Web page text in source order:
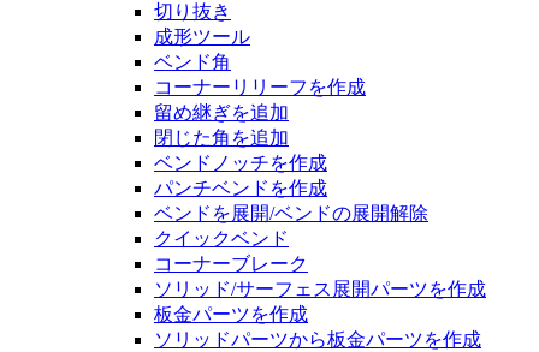
切り抜き
成形ツール
ベンド角
コーナーリリーフを作成
留め継ぎを追加
閉じた角を追加
ベンドノッチを作成
パンチベンドを作成
ベンドを展開/ベンドの展開解除
クイックベンド
コーナーブレーク
ソリッド/サーフェス展開パーツを作成
板金パーツを作成
ソリッドパーツから板金パーツを作成